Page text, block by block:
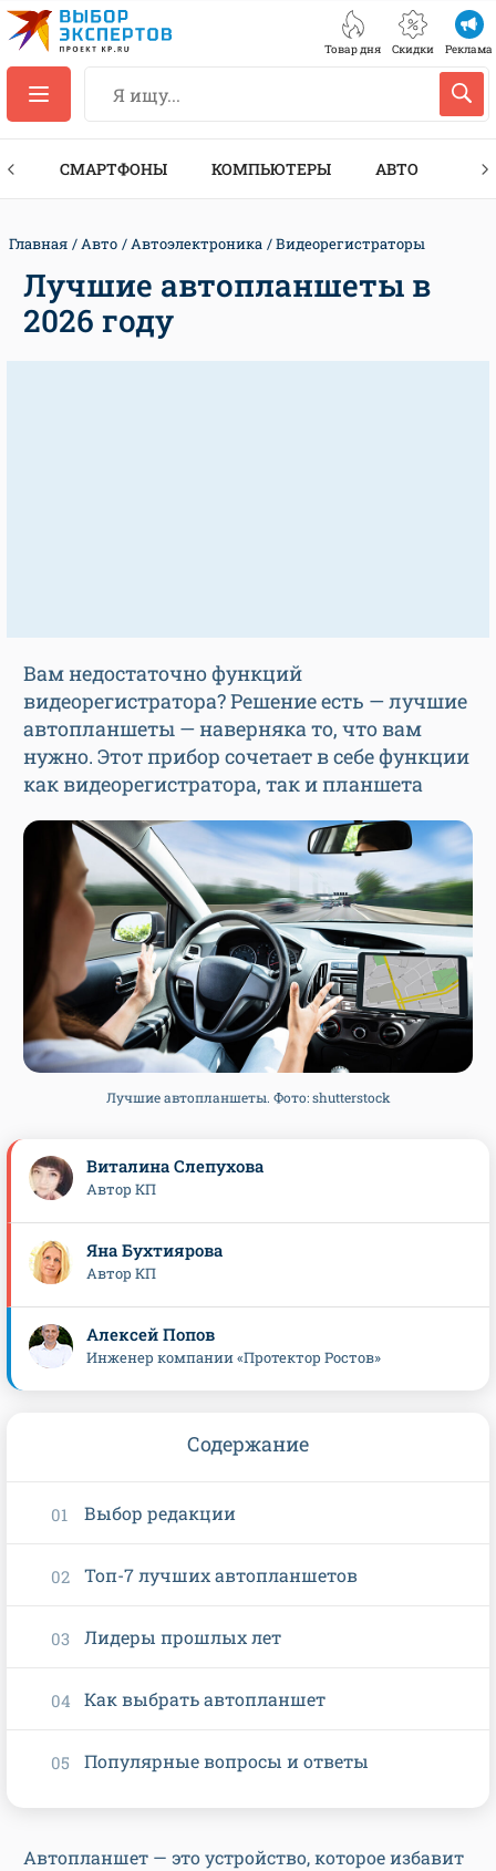
Товар дня Скидки Реклама
СМАРТФОНЫ КОМПЬЮТЕРЫ АВТО
Главная Авто Автоэлектроника Видеорегистраторы
Лучшие автопланшеты в
2026 году
Вам недостаточно функций
видеорегистратора? Решение есть — лучшие
автопланшеты — наверняка то, что вам
нужно. Этот прибор сочетает в себе функции
как видеорегистратора, так и планшета
Лучшие автопланшеты. Фото: shutterstock
Автопланшет — это устройство, которое избавит
Виталина Слепухова
Автор КП
Яна Бухтиярова
Автор КП
Алексей Попов
Инженер компании «Протектор Ростов»
Содержание
Выбор редакции
Топ-7 лучших автопланшетов
Лидеры прошлых лет
Как выбрать автопланшет
Популярные вопросы и ответы